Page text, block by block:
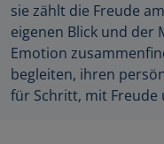
sie zählt die Freude
eigenen Blick und der
Emotion
begleiten, ihren
für Schritt, mit Freude